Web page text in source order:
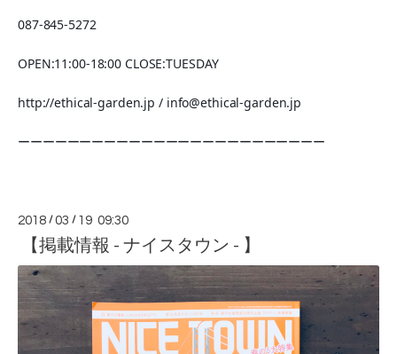
087-845-5272
OPEN:11:00-18:00 CLOSE:TUESDAY
http://ethical-garden.jp / info@ethical-garden.jp
ーーーーーーーーーーーーーーーーーーーーーーーーー
2018 /03 / 19 09:30
【掲載情報 - ナイスタウン - 】